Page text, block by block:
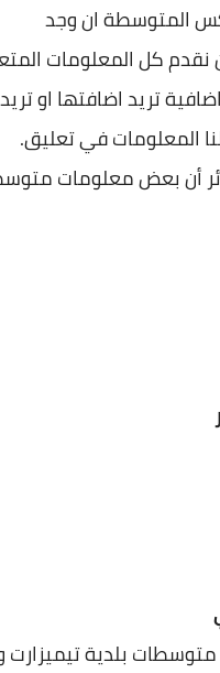
المتوسطة ان وجد
نقدم كل المعلومات
تريد اضافتها او
المعلومات في تعليق.
أن بعض معلومات
بلدية تيميزارت